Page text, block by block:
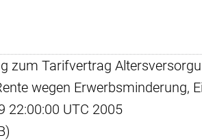
zum Tarifvertrag
wegen Erwerbsminderung,
22:00:00 UTC 2005